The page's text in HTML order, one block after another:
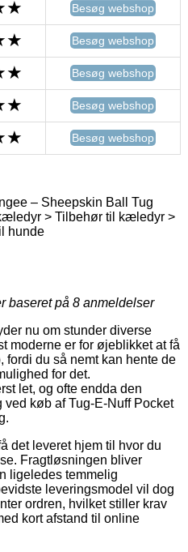
Besøg webshop
Besøg webshop
Besøg webshop
Besøg webshop
Besøg webshop
– Sheepskin Ball Tug
> Tilbehør til kæledyr >
hunde
baseret på 8 anmeldelser
nu om stunder diverse
moderne er for øjeblikket at få
fordi du så nemt kan hente de
for det.
let, og ofte endda den
køb af Tug-E-Nuff Pocket
det leveret hjem til hvor du
Fragtløsningen bliver
ligeledes temmelig
leveringsmodel vil dog
ordren, hvilket stiller krav
kort afstand til online